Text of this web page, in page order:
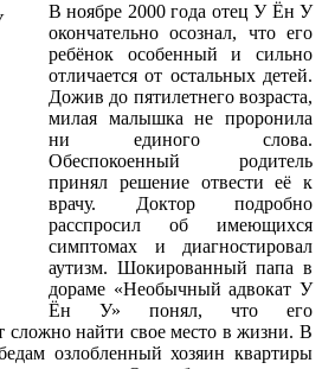
В ноябре 2000 года отец У Ён У
окончательно осознал, что его
ребёнок особенный и сильно
отличается от остальных детей.
Дожив до пятилетнего возраста,
милая малышка не проронила
ни единого слова.
Обеспокоенный родитель
принял решение отвести её к
врачу. Доктор подробно
расспросил об имеющихся
симптомах и диагностировал
аутизм. Шокированный папа в
дораме «Необычный адвокат У
Ён У» понял, что его
сложно найти свое место в жизни. В
озлобленный хозяин квартиры